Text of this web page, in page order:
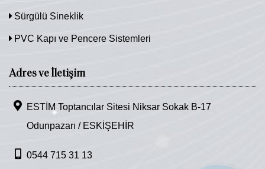
Sürgülü Sineklik
PVC Kapı ve Pencere Sistemleri
Adres ve İletişim
ESTİM Toptancılar Sitesi Niksar Sokak B-17
Odunpazarı / ESKİŞEHİR
0544 715 31 13